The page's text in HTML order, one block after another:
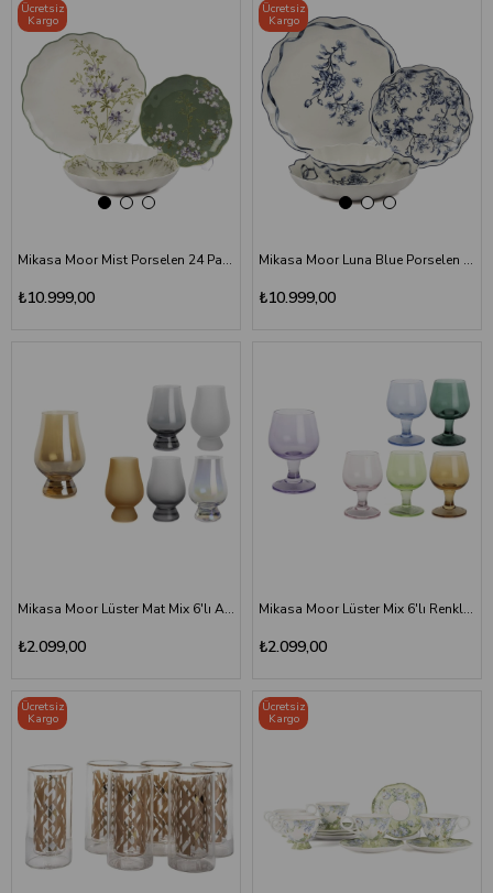
Mikasa Moor Mist Porselen 24 Parça Yemek Takımı
₺10.999,00
Ücretsiz
Kargo
Mikasa Moor Luna Blue Porselen 24 Parça Yemek Takımı
₺10.999,00
Ücretsiz
Kargo
Mikasa Moor Lüster Mat Mix 6'lı Ayaklı Cam Bardak 170ml
₺2.099,00
Mikasa Moor Lüster Mix 6'lı Renkli Ayaklı Cam Bardak Seti 110 ml
₺2.099,00
Ücretsiz
Kargo
Ücretsiz
Kargo